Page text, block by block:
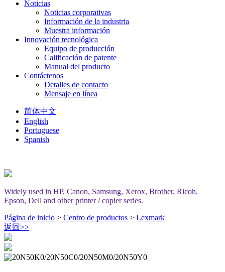
Noticias
Noticias corporativas
Información de la industria
Muestra información
Innovación tecnológica
Equipo de producción
Calificación de patente
Manual del producto
Contáctenos
Detalles de contacto
Mensaje en línea
简体中文
English
Portuguese
Spanish
Widely used in HP, Canon, Samsung, Xerox, Brother, Ricoh,
Epson, Dell and other printer / copier series.
Página de inicio > Centro de productos > Lexmark
返回>>